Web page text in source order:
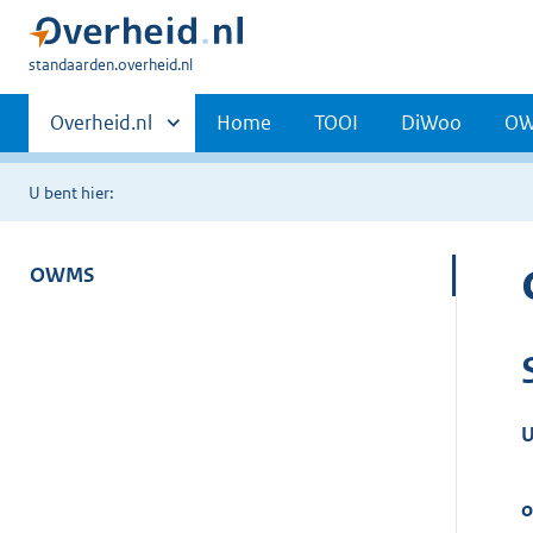
U
hier:
standaarden.overheid.nl
Primaire
navigatie
Andere
sites
binnen
Overheid.nl Home TOOI DiWoo
U bent hier:
OWMS